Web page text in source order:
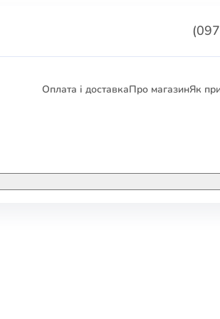
Оплата і доставкаПро магазинЯк
ЕЛЕКТРОННІ КНИГИ